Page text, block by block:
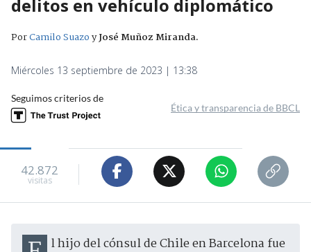
delitos en vehículo diplomático
PorCamilo SuazoyJosé Muñoz Miranda.
Miércoles 13 septiembre de 2023 | 13:38
Seguimos criterios de
Ética y transparencia de BBCL
42.872
visitas